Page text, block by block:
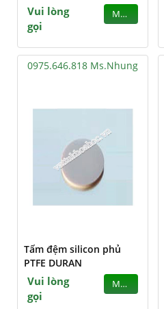
Vui lòng
gọi
MUA
0975.646.818 Ms.Nhung
Tấm đệm silicon phủ
PTFE DURAN
Vui lòng
gọi
MUA